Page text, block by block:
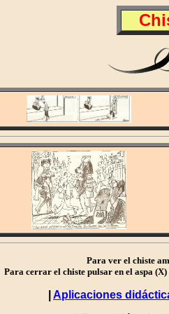
Para ver el chiste
Para cerrar el chiste pulsar en el aspa
Aplicaciones